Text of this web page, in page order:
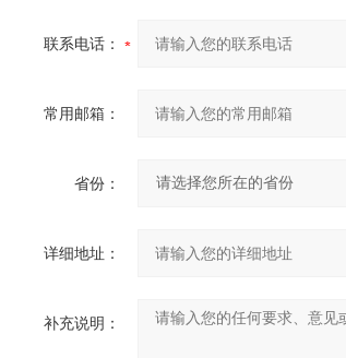
联系电话：
常用邮箱：
省份：
详细地址：
补充说明：